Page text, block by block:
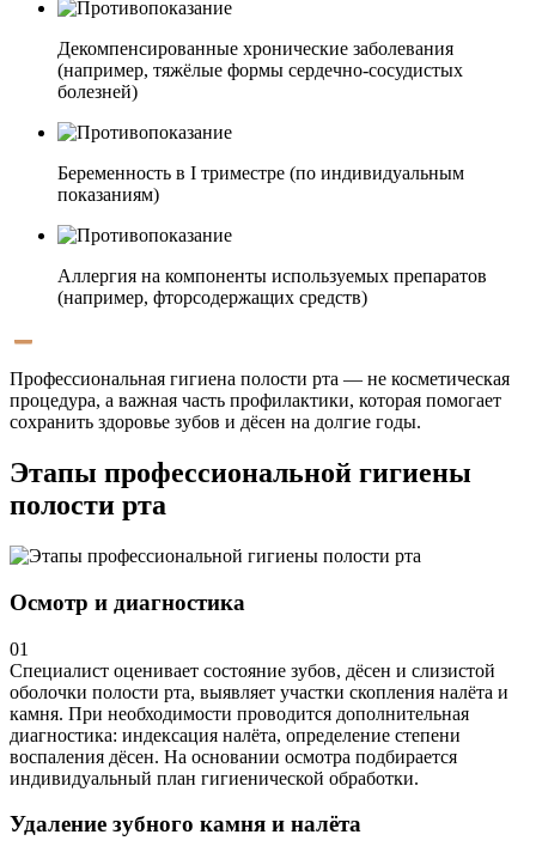
Декомпенсированные хронические заболевания
(например, тяжёлые формы сердечно-сосудистых
болезней)
Беременность в I триместре (по индивидуальным
показаниям)
Аллергия на компоненты используемых препаратов
(например, фторсодержащих средств)
Профессиональная гигиена полости рта — не косметическая
процедура, а важная часть профилактики, которая помогает
сохранить здоровье зубов и дёсен на долгие годы.
Этапы профессиональной гигиены
полости рта
Осмотр и диагностика
01
Специалист оценивает состояние зубов, дёсен и слизистой
оболочки полости рта, выявляет участки скопления налёта и
камня. При необходимости проводится дополнительная
диагностика: индексация налёта, определение степени
воспаления дёсен. На основании осмотра подбирается
индивидуальный план гигиенической обработки.
Удаление зубного камня и налёта